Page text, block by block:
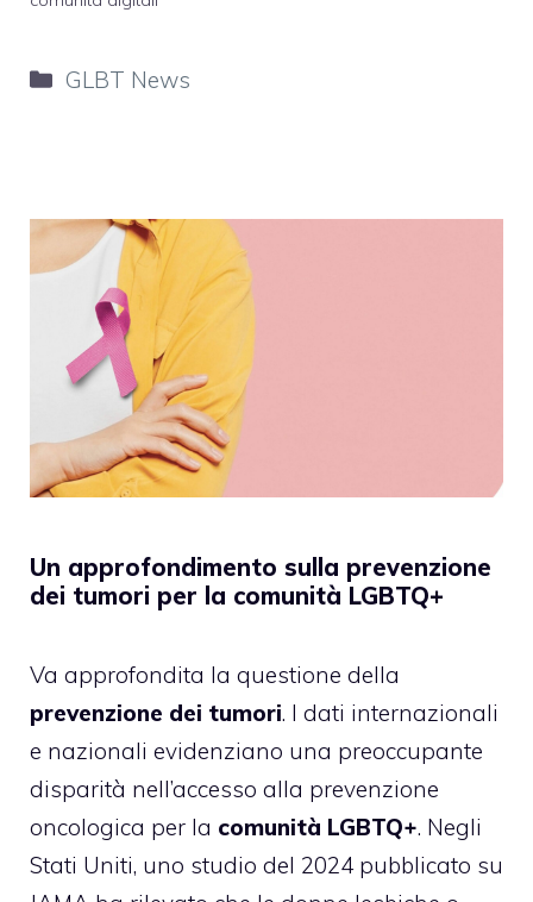
Categorie
GLBT News
Un approfondimento sulla prevenzione
dei tumori per la comunità LGBTQ+
Va approfondita la questione della
prevenzione dei tumori. I dati internazionali
e nazionali evidenziano una preoccupante
disparità nell’accesso alla prevenzione
oncologica per la comunità LGBTQ+. Negli
Stati Uniti, uno studio del 2024 pubblicato su